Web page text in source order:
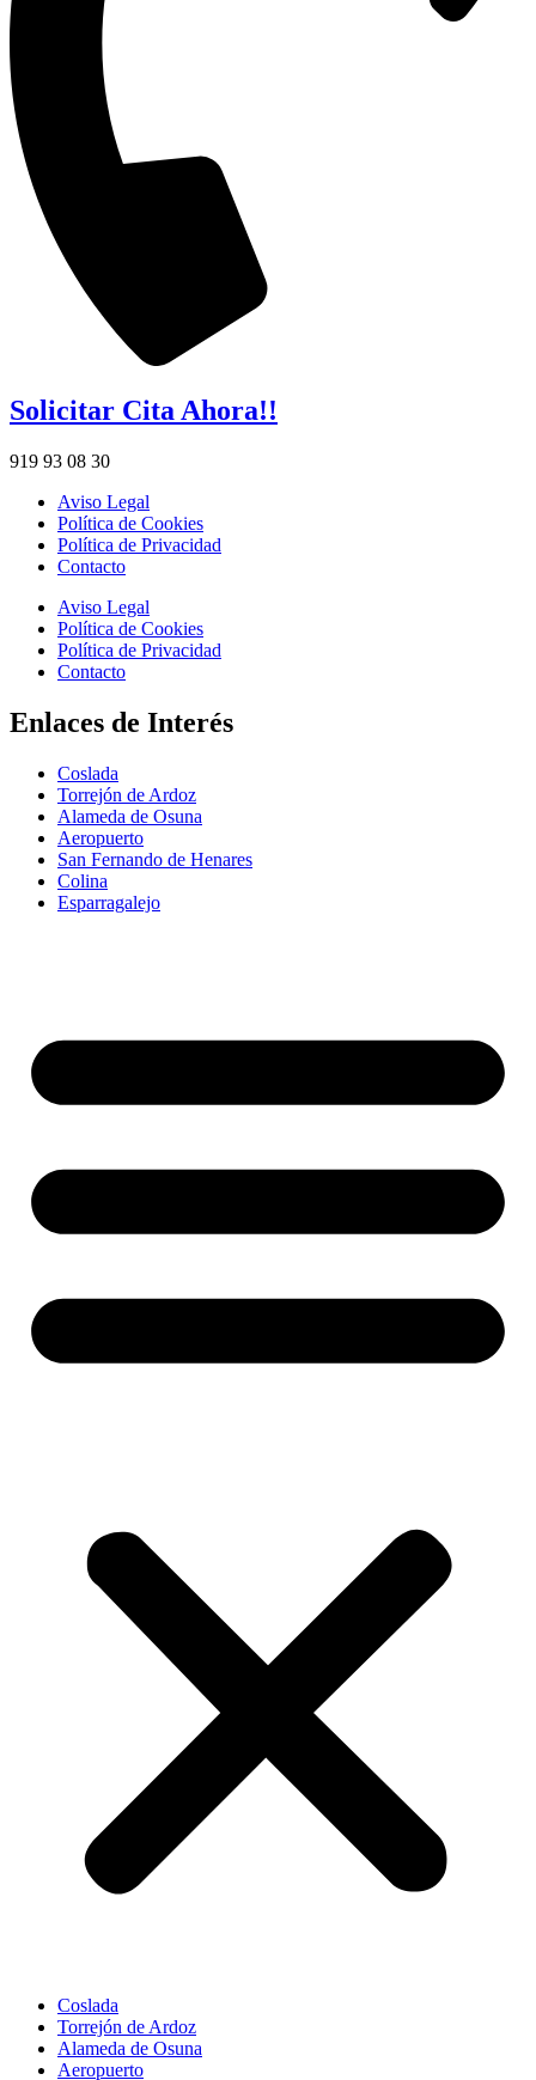
Solicitar Cita Ahora!!
919 93 08 30
Aviso Legal
Política de Cookies
Política de Privacidad
Contacto
Aviso Legal
Política de Cookies
Política de Privacidad
Contacto
Enlaces de Interés
Coslada
Torrejón de Ardoz
Alameda de Osuna
Aeropuerto
San Fernando de Henares
Colina
Esparragalejo
Coslada
Torrejón de Ardoz
Alameda de Osuna
Aeropuerto